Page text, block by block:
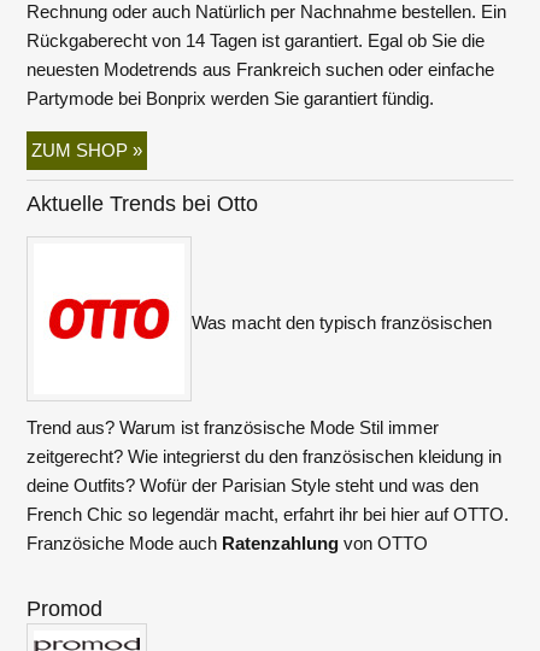
Rechnung oder auch Natürlich per Nachnahme bestellen. Ein
Rückgaberecht von 14 Tagen ist garantiert. Egal ob Sie die
neuesten Modetrends aus Frankreich suchen oder einfache
Partymode bei Bonprix werden Sie garantiert fündig.
ZUM SHOP »
Aktuelle Trends bei Otto
Was macht den typisch französischen
Trend aus? Warum ist französische Mode Stil immer
zeitgerecht? Wie integrierst du den französischen kleidung in
deine Outfits? Wofür der Parisian Style steht und was den
French Chic so legendär macht, erfahrt ihr bei hier auf OTTO.
Französiche Mode auch Ratenzahlung von OTTO
Promod